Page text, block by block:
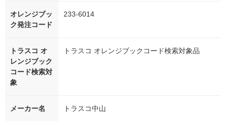
オレンジブッ
ク発注コード
233-6014
トラスコ オ
レンジブック
コード検索対
象
トラスコ オレンジブックコード検索対象品
メーカー名 トラスコ中山